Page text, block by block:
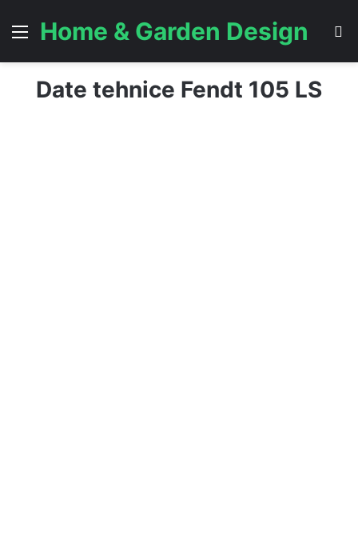
Menu
Home & Garden Design
Date tehnice Fendt 105 LS